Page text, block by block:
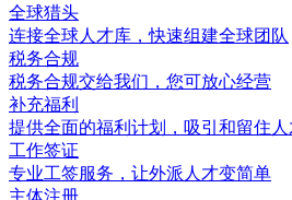
全球猎头
连接全球人才库，快速组建全球团队
税务合规
税务合规交给我们，您可放心经营
补充福利
提供全面的福利计划，吸引和留住人
工作签证
专业工签服务，让外派人才变简单
主体注册